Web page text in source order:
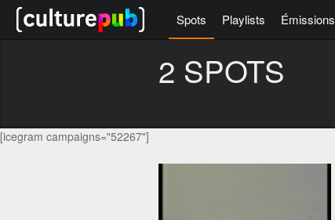
Spots Playlists Émissions
2 SPOTS
[icegram campaigns="52267"]